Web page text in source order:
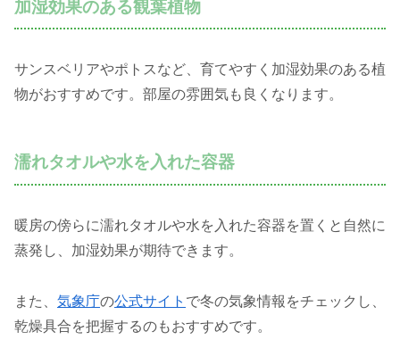
加湿効果のある観葉植物
サンスベリアやポトスなど、育てやすく加湿効果のある植
物がおすすめです。部屋の雰囲気も良くなります。
濡れタオルや水を入れた容器
暖房の傍らに濡れタオルや水を入れた容器を置くと自然に
蒸発し、加湿効果が期待できます。
また、 気象庁の公式サイト で冬の気象情報をチェックし、
乾燥具合を把握するのもおすすめです。